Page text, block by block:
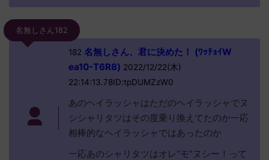
名無しさん182
182 名無しさん、君に決めた！ (ﾜｯﾁｮｲW
ea10-T6R8) 2022/12/22(木)
22:14:13.78ID:tpDUMZzW0
あのヘイラッシャはただのヘイラッシャでヌ
シシャリタツはその度乗り換えてたのか一応
相棒的なヘイラッシャではあったのか
一応あのシャリタツはオレ"モ"ヌシー！って